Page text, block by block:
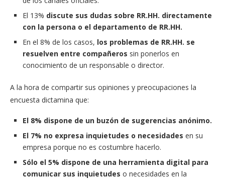
El 13% discute sus dudas sobre RR.HH. directamente
con la persona o el departamento de RR.HH.
En el 8% de los casos, los problemas de RR.HH. se
resuelven entre compañeros sin ponerlos en
conocimiento de un responsable o director.
A la hora de compartir sus opiniones y preocupaciones la
encuesta dictamina que:
El 8% dispone de un buzón de sugerencias anónimo.
El 7% no expresa inquietudes o necesidades en su
empresa porque no es costumbre hacerlo.
Sólo el 5% dispone de una herramienta digital para
comunicar sus inquietudes o necesidades en la